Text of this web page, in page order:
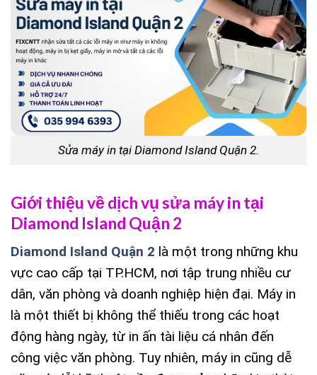
Sửa máy in tại Diamond Island Quận 2.
Giới thiệu về dịch vụ sửa máy in tại
Diamond Island Quận 2
Diamond Island Quận 2 là một trong những khu
vực cao cấp tại TP.HCM, nơi tập trung nhiều cư
dân, văn phòng và doanh nghiệp hiện đại. Máy in
là một thiết bị không thể thiếu trong các hoạt
động hàng ngày, từ in ấn tài liệu cá nhân đến
công việc văn phòng. Tuy nhiên, máy in cũng dễ